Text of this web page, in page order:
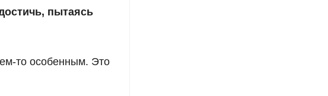
пытаясь
то особенным. Это